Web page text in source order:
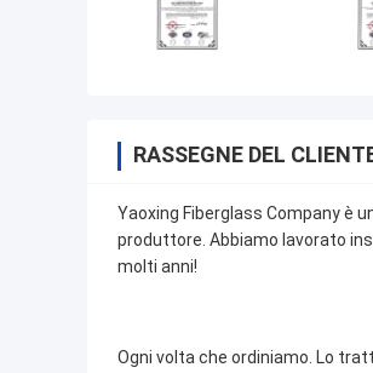
RASSEGNE DEL
Yaoxing Fiberglass Company è
produttore. Abbiamo lavorato
molti anni!
Ogni volta che ordiniamo. Lo